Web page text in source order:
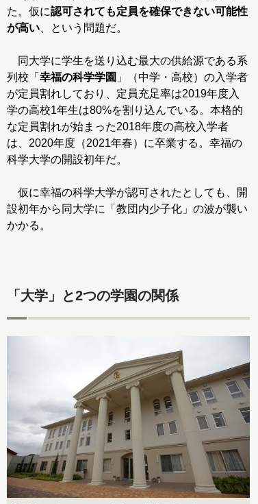
た。仮に認可されても定員を確保できない可能性
が高い 、という問題だ。
同大学に学生を送り込む最大の供給源である系
列校「 幸福の科学学園 」（中学・高校）の入学者
が定員割れしており、定員充足率は2019年度入
学の高校1年生は80%を割り込んでいる。本格的
な定員割れが始まった2018年度の高校入学者
は、2020年度（2021年春）に卒業する。幸福の
科学大学の開設初年だ。
仮に幸福の科学大学が認可されたとしても、開
設初年から同大学に「教団内少子化」の波が襲い
かかる。
「大学」と2つの学園の関係